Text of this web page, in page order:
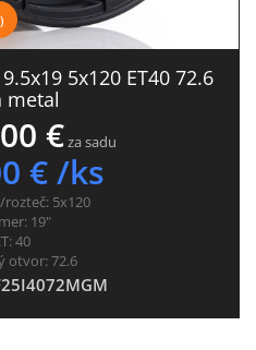
9.5x19 5x120 ET40 72.6
metal
€za sadu
€ /ks
rozteč: 5x120
19"
40
otvor:72.6